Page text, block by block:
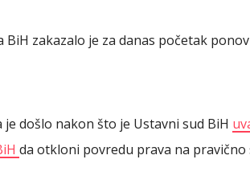
BiH zakazalo je za danas početak
došlo nakon što je Ustavni sud BiH
da otkloni povredu prava na pravično